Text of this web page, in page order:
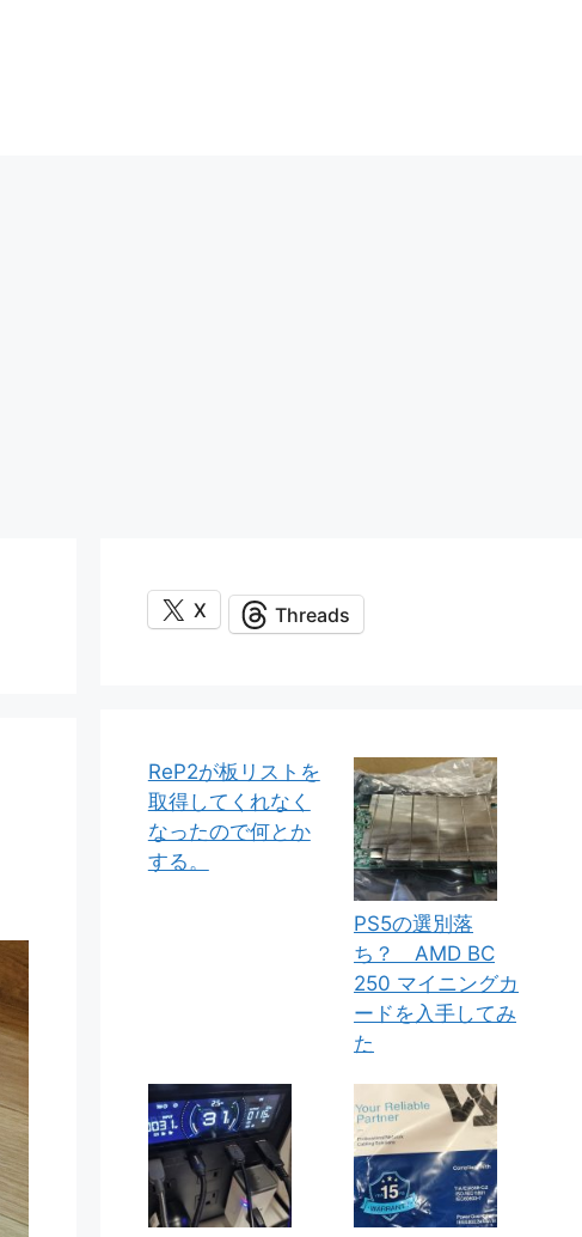
X Threads
ReP2が板リストを
取得してくれなく
なったので何とか
する。
PS5の選別落
ち？ AMD BC
250 マイニングカ
ードを入手してみ
た